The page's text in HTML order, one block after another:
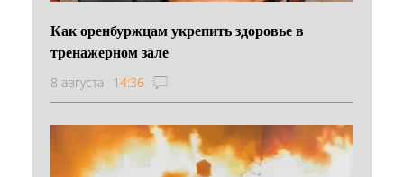
Как оренбуржцам укрепить здоровье в
тренажерном зале
8 августа 14:36